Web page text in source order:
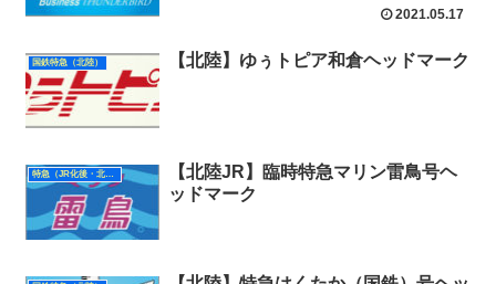
2021.05.17
国鉄特急（北陸） 【北陸】ゆぅトピア和倉ヘッドマーク
特急（JR化後・北陸）
【北陸JR】臨時特急マリン雷鳥号ヘ
ッドマーク